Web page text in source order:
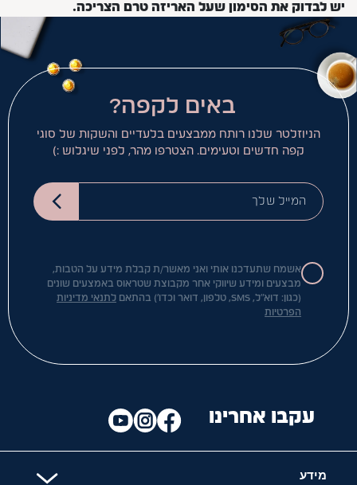
יש לבדוק את הסימון שעל האריזה טרם הצריכה.
באים לקפה?
הניוזלטר שלנו רותח ממבצעים בלעדיים והשקות של סוגי
קפה חדשים וטעימים. הצטרפו מהר, לפני שיגלוש :)
המייל שלך
אשמח שתעדכנו אותי ואני מאשר/ת קבלת מידע על הטבות,
מבצעים ומידע שיווקי אחר מקבוצת שטראוס באמצעים שונים
(כגון: דוא"ל, SMS, טלפון, דואר וכדו') בהתאם
לתנאי מדיניות
הפרטיות
מידע
עקבו אחרינו